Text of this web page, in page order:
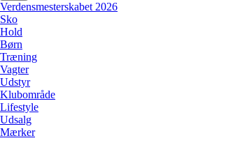
Verdensmesterskabet 2026
Sko
Hold
Børn
Træning
Vagter
Udstyr
Klubområde
Lifestyle
Udsalg
Mærker